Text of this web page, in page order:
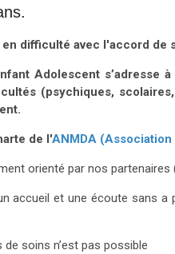
difficulté avec l'accord de
Adolescent
(psychiques,
de l'ANMDA
orienté par nos partenaires
accueil et une écoute sans a
soins n’est pas possible